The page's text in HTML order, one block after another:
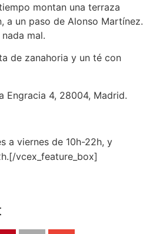
montan una terraza
a un paso de Alonso Martínez.
mal.
de zanahoria y un té con
Engracia 4, 28004, Madrid.
a viernes de 10h-22h, y
vcex_feature_box]